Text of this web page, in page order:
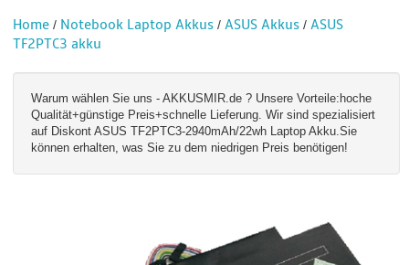
Home / Notebook Laptop Akkus / ASUS Akkus / ASUS
TF2PTC3 akku
Warum wählen Sie uns - AKKUSMIR.de ? Unsere Vorteile:hoche
Qualität+günstige Preis+schnelle Lieferung. Wir sind spezialisiert
auf Diskont ASUS TF2PTC3-2940mAh/22wh Laptop Akku.Sie
können erhalten, was Sie zu dem niedrigen Preis benötigen!